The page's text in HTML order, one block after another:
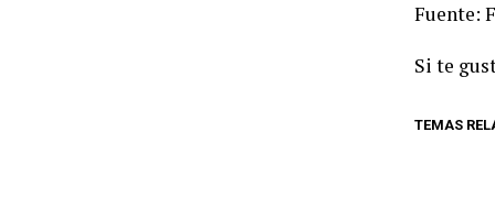
Fuente:
Si te
TEMAS